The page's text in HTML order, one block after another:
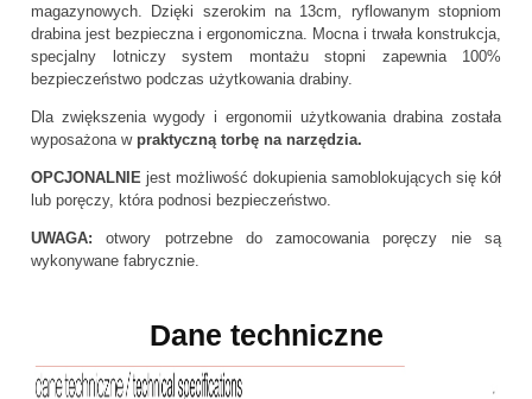
magazynowych. Dzięki szerokim na 13cm, ryflowanym stopniom
drabina jest bezpieczna i ergonomiczna. Mocna i trwała konstrukcja,
specjalny lotniczy system montażu stopni zapewnia 100%
bezpieczeństwo podczas użytkowania drabiny.
Dla zwiększenia wygody i ergonomii użytkowania drabina została
wyposażona w praktyczną torbę na narzędzia.
OPCJONALNIE jest możliwość dokupienia samoblokujących się kół
lub poręczy, która podnosi bezpieczeństwo.
UWAGA: otwory potrzebne do zamocowania poręczy nie są
wykonywane fabrycznie.
Dane techniczne